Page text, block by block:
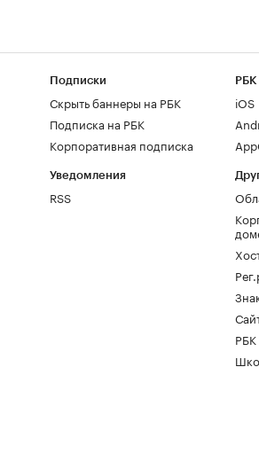
Подписки
Скрыть баннеры на РБК
Подписка на РБК
Корпоративная подписка
Уведомления
RSS
РБК
iOS